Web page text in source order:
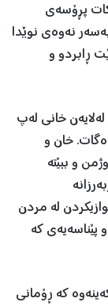
پڕۆسەی
نەوەی نوێدا
ڕابردو و
خانی لەپ
خان و
و ببێتە
لە مردن
پێناسەیەی کە
کە ڕۆمانی